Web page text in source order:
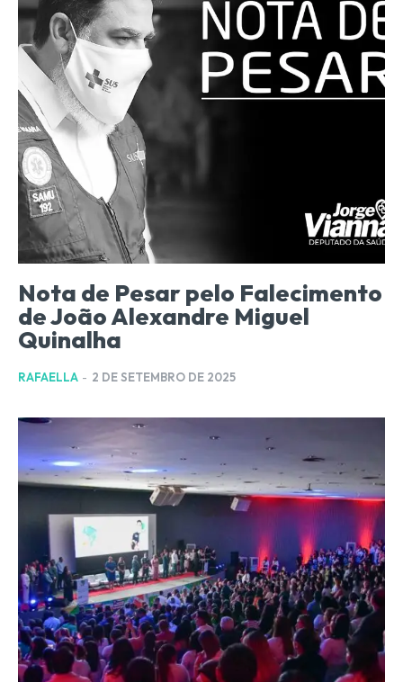
Nota de Pesar pelo Falecimento
de João Alexandre Miguel
Quinalha
RAFAELLA - 2 DE SETEMBRO DE 2025